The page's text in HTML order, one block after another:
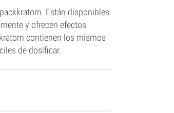
Están disponibles
y ofrecen efectos
contienen los mismos
de dosificar.